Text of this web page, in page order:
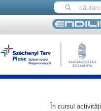
Home
În cursul